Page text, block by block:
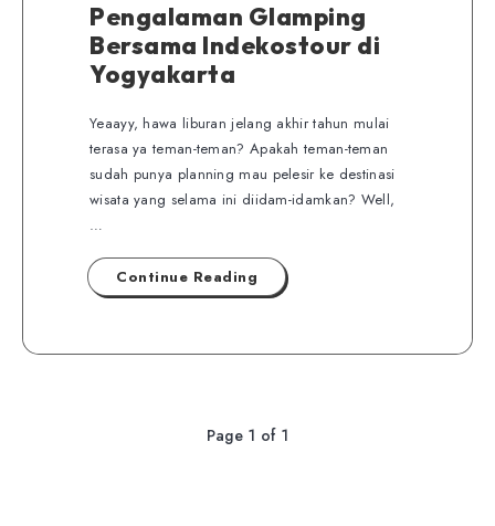
Pengalaman Glamping
Bersama Indekostour di
Yogyakarta
Yeaayy, hawa liburan jelang akhir tahun mulai
terasa ya teman-teman? Apakah teman-teman
sudah punya planning mau pelesir ke destinasi
wisata yang selama ini diidam-idamkan? Well,
…
Continue Reading
Page 1 of 1